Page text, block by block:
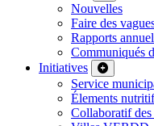
Nouvelles
Faire des
Rapports
Communiqués
Initiatives
Service
Élements
Collaboratif